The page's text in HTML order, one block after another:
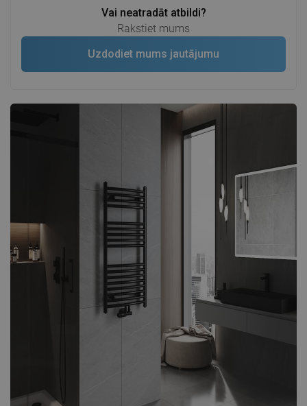
Vai neatradāt atbildi?
Rakstiet mums
Uzdodiet mums jautājumu